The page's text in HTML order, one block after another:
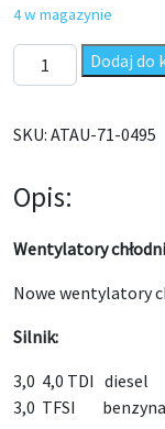
4 w magazynie
ilość Wentylatory
Dodaj do
SKU: ATAU-71-0495
Opis:
Wentylatory
Nowe wentylatory
Silnik:
3,0 4,0 TDI diesel
3,0 TFSI benzyna